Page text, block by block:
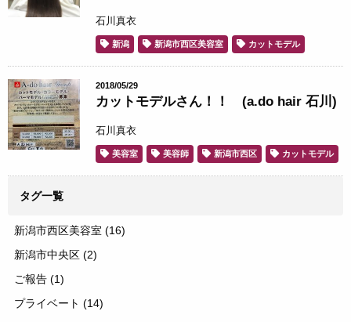
石川真衣
新潟 新潟市西区美容室 カットモデル
2018/05/29
カットモデルさん！！ (a.do hair 石川)
石川真衣
美容室 美容師 新潟市西区 カットモデル
タグ一覧
新潟市西区美容室 (16)
新潟市中央区 (2)
ご報告 (1)
プライベート (14)